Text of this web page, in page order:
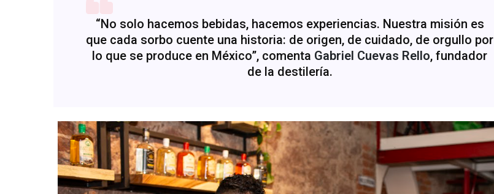
“No solo hacemos bebidas, hacemos experiencias. Nuestra misión es
que cada sorbo cuente una historia: de origen, de cuidado, de orgullo por
lo que se produce en México”, comenta Gabriel Cuevas Rello, fundador
de la destilería.